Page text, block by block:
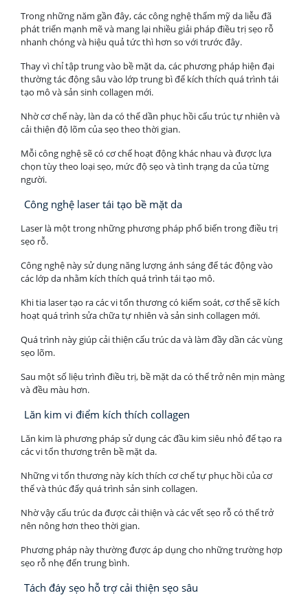
Trong những năm gần đây, các công nghệ thẩm mỹ da liễu đã
phát triển mạnh mẽ và mang lại nhiều giải pháp điều trị sẹo rỗ
nhanh chóng và hiệu quả tức thì hơn so với trước đây.
Thay vì chỉ tập trung vào bề mặt da, các phương pháp hiện đại
thường tác động sâu vào lớp trung bì để kích thích quá trình tái
tạo mô và sản sinh collagen mới.
Nhờ cơ chế này, làn da có thể dần phục hồi cấu trúc tự nhiên và
cải thiện độ lõm của sẹo theo thời gian.
Mỗi công nghệ sẽ có cơ chế hoạt động khác nhau và được lựa
chọn tùy theo loại sẹo, mức độ sẹo và tình trạng da của từng
người.
Công nghệ laser tái tạo bề mặt da
Laser là một trong những phương pháp phổ biến trong điều trị
sẹo rỗ.
Công nghệ này sử dụng năng lượng ánh sáng để tác động vào
các lớp da nhằm kích thích quá trình tái tạo mô.
Khi tia laser tạo ra các vi tổn thương có kiểm soát, cơ thể sẽ kích
hoạt quá trình sửa chữa tự nhiên và sản sinh collagen mới.
Quá trình này giúp cải thiện cấu trúc da và làm đầy dần các vùng
sẹo lõm.
Sau một số liệu trình điều trị, bề mặt da có thể trở nên mịn màng
và đều màu hơn.
Lăn kim vi điểm kích thích collagen
Lăn kim là phương pháp sử dụng các đầu kim siêu nhỏ để tạo ra
các vi tổn thương trên bề mặt da.
Những vi tổn thương này kích thích cơ chế tự phục hồi của cơ
thể và thúc đẩy quá trình sản sinh collagen.
Nhờ vậy cấu trúc da được cải thiện và các vết sẹo rỗ có thể trở
nên nông hơn theo thời gian.
Phương pháp này thường được áp dụng cho những trường hợp
sẹo rỗ nhẹ đến trung bình.
Tách đáy sẹo hỗ trợ cải thiện sẹo sâu